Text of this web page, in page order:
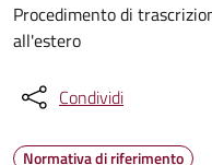
Procedimento di
all'estero
Condividi
Normativa di riferimento